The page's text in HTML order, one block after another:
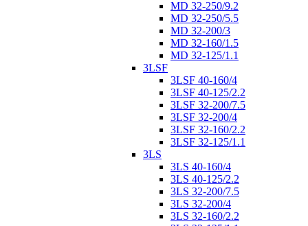
MD 32-250/9.2
MD 32-250/5.5
MD 32-200/3
MD 32-160/1.5
MD 32-125/1.1
3LSF
3LSF 40-160/4
3LSF 40-125/2.2
3LSF 32-200/7.5
3LSF 32-200/4
3LSF 32-160/2.2
3LSF 32-125/1.1
3LS
3LS 40-160/4
3LS 40-125/2.2
3LS 32-200/7.5
3LS 32-200/4
3LS 32-160/2.2